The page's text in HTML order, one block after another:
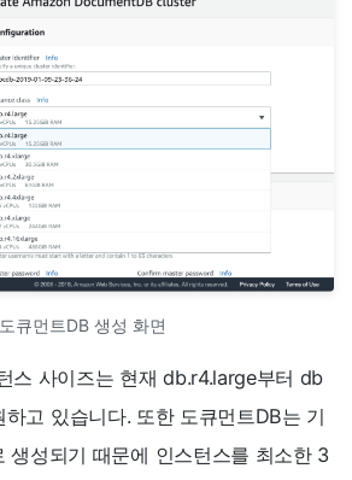
도큐먼트DB 생성 화면
스 사이즈는 현재 db.r4.large부터 db
고 있습니다. 또한 도큐먼트DB는 기
생성되기 때문에 인스턴스를 최소한 3